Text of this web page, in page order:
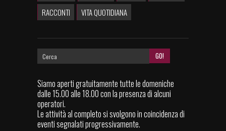
RACCONTI
VITA QUOTIDIANA
Siamo aperti gratuitamente tutte le domeniche
dalle 15.00 alle 18.00 con la presenza di alcuni
operatori.
Le attività al completo si svolgono in coincidenza di
eventi segnalati progressivamente.